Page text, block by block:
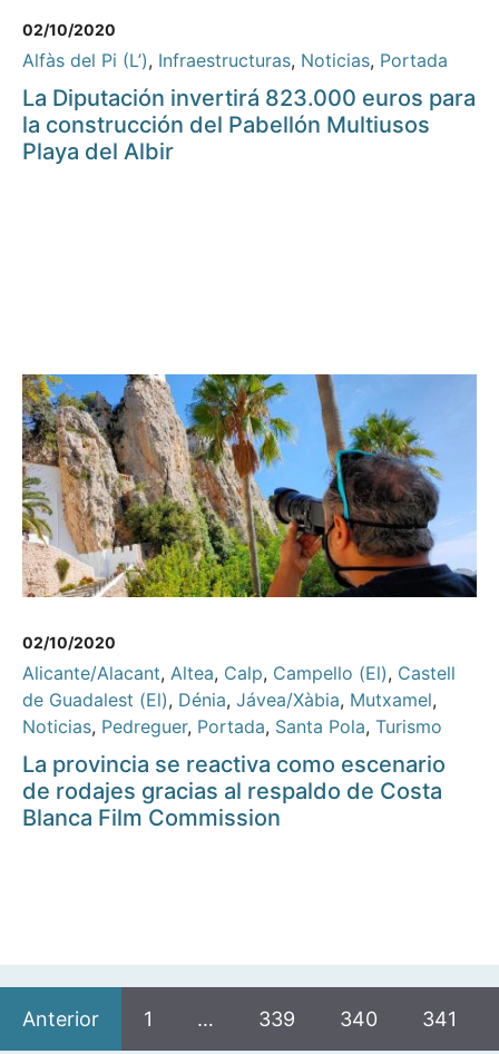
02/10/2020
Alfàs del Pi (L’), Infraestructuras, Noticias, Portada
La Diputación invertirá 823.000 euros para
la construcción del Pabellón Multiusos
Playa del Albir
02/10/2020
Alicante/Alacant, Altea, Calp, Campello (El), Castell
de Guadalest (El), Dénia, Jávea/Xàbia, Mutxamel,
Noticias, Pedreguer, Portada, Santa Pola, Turismo
La provincia se reactiva como escenario
de rodajes gracias al respaldo de Costa
Blanca Film Commission
Anterior 1 … 339 340 341